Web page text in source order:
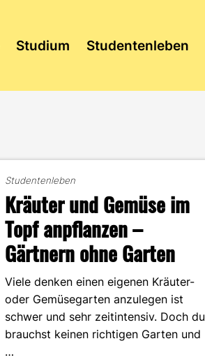
Studium Studentenleben
Studentenleben
Kräuter und Gemüse im
Topf anpflanzen –
Gärtnern ohne Garten
Viele denken einen eigenen Kräuter-
oder Gemüsegarten anzulegen ist
schwer und sehr zeitintensiv. Doch du
brauchst keinen richtigen Garten und
…